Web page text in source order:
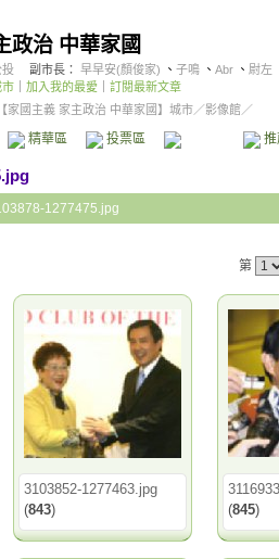
政治 中華家國
投 副市長： 早早安(顏俊家) 、 子鳴 、 Abr 、 尉左
市 加入我的最愛
訂閱最新文章
【家國主義 家主政治 中華家國】城市／影像館／
精華區 投票區 影像館
1277475.jpg
第
3103852-1277463.jpg
(843)
(845)